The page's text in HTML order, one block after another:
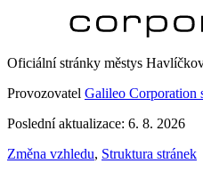
Oficiální stránky městys
Provozovatel Galileo Corporation
Poslední aktualizace: 6. 8. 2026
Změna vzhledu, Struktura stránek